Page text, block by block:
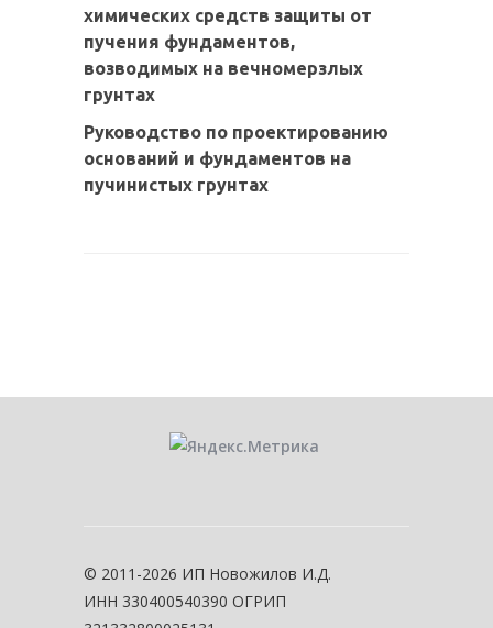
химических средств защиты от
пучения фундаментов,
возводимых на вечномерзлых
грунтах
Руководство по проектированию
оснований и фундаментов на
пучинистых грунтах
© 2011-2026 ИП Новожилов И.Д.
ИНН 330400540390 ОГРИП